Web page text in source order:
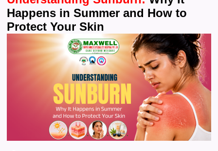
Happens in Summer and How to
Protect Your Skin